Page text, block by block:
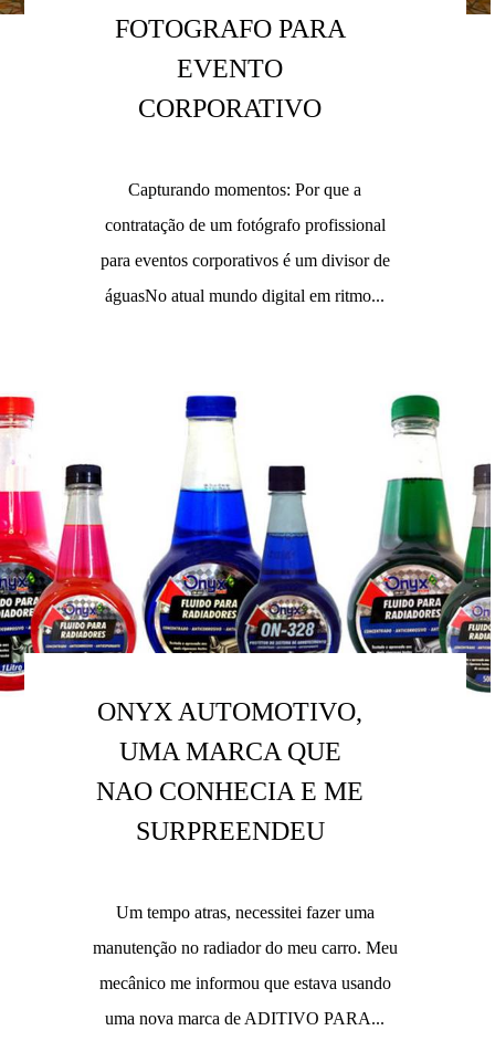
FOTOGRAFO PARA
EVENTO
CORPORATIVO
Capturando momentos: Por que a
contratação de um fotógrafo profissional
para eventos corporativos é um divisor de
águasNo atual mundo digital em ritmo...
ONYX AUTOMOTIVO,
UMA MARCA QUE
NAO CONHECIA E ME
SURPREENDEU
Um tempo atras, necessitei fazer uma
manutenção no radiador do meu carro. Meu
mecânico me informou que estava usando
uma nova marca de ADITIVO PARA...